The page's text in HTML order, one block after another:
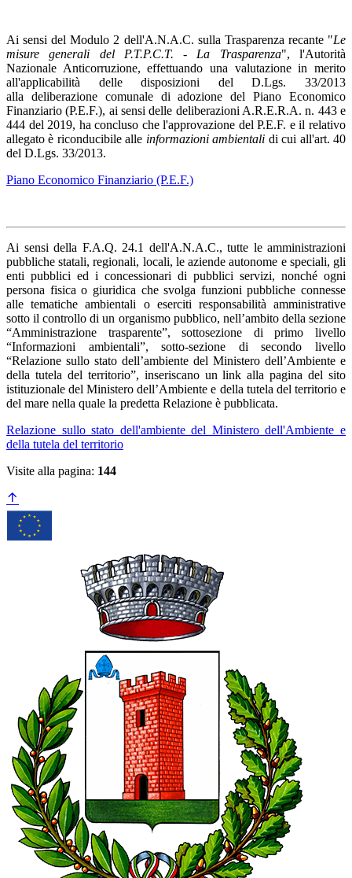
Ai sensi del Modulo 2 dell'A.N.A.C. sulla Trasparenza recante "Le
misure generali del P.T.P.C.T. - La Trasparenza", l'Autorità
Nazionale Anticorruzione, effettuando una valutazione in merito
all'applicabilità delle disposizioni del D.Lgs. 33/2013
alla deliberazione comunale di adozione del Piano Economico
Finanziario (P.E.F.), ai sensi delle deliberazioni A.R.E.R.A. n. 443 e
444 del 2019, ha concluso che l'approvazione del P.E.F. e il relativo
allegato è riconducibile alle informazioni ambientali di cui all'art. 40
del D.Lgs. 33/2013.
Piano Economico Finanziario (P.E.F.)
Ai sensi della F.A.Q. 24.1 dell'A.N.A.C., tutte le amministrazioni
pubbliche statali, regionali, locali, le aziende autonome e speciali, gli
enti pubblici ed i concessionari di pubblici servizi, nonché ogni
persona fisica o giuridica che svolga funzioni pubbliche connesse
alle tematiche ambientali o eserciti responsabilità amministrative
sotto il controllo di un organismo pubblico, nell’ambito della sezione
“Amministrazione trasparente”, sottosezione di primo livello
“Informazioni ambientali”, sotto-sezione di secondo livello
“Relazione sullo stato dell’ambiente del Ministero dell’Ambiente e
della tutela del territorio”, inseriscano un link alla pagina del sito
istituzionale del Ministero dell’Ambiente e della tutela del territorio e
del mare nella quale la predetta Relazione è pubblicata.
Relazione sullo stato dell'ambiente del Ministero dell'Ambiente e
della tutela del territorio
Visite alla pagina: 144